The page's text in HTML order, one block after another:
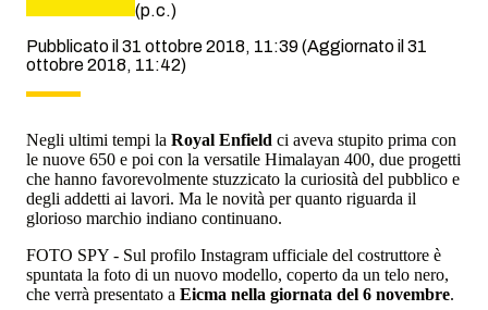
(p.c.)
Pubblicato il 31 ottobre 2018, 11:39(Aggiornato il 31
ottobre 2018, 11:42)
Negli ultimi tempi la Royal Enfield ci aveva stupito prima con
le nuove 650 e poi con la versatile Himalayan 400, due progetti
che hanno favorevolmente stuzzicato la curiosità del pubblico e
degli addetti ai lavori. Ma le novità per quanto riguarda il
glorioso marchio indiano continuano.
FOTO SPY - Sul profilo Instagram ufficiale del costruttore è
spuntata la foto di un nuovo modello, coperto da un telo nero,
che verrà presentato a Eicma nella giornata del 6 novembre.